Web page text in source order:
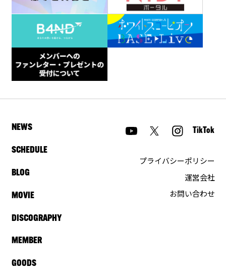
NEWS
SCHEDULE
BLOG
MOVIE
DISCOGRAPHY
MEMBER
GOODS
TikTok
プライバシーポリシー
運営会社
お問い合わせ